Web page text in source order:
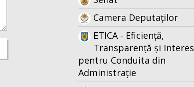
Camera Deputaților
ETICA - Eficiență,
Transparență și Interes
pentru Conduita din
Administrație